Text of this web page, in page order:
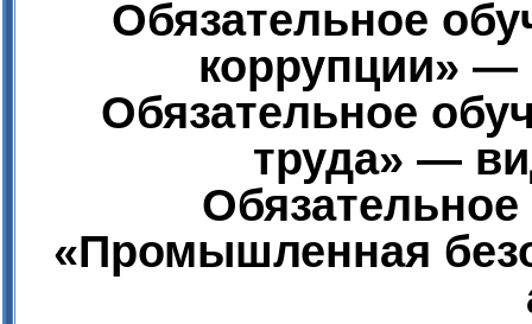
Обязательное
коррупции» —
Обязательное
труда» —
«Промышленная